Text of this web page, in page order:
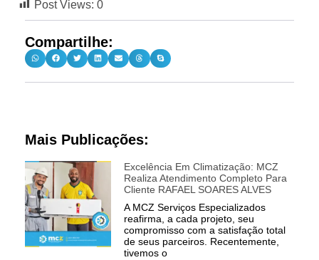
Post Views: 0
Compartilhe:
Mais Publicações:
Excelência Em Climatização: MCZ
Realiza Atendimento Completo Para
Cliente RAFAEL SOARES ALVES
A MCZ Serviços Especializados
reafirma, a cada projeto, seu
compromisso com a satisfação total
de seus parceiros. Recentemente,
tivemos o